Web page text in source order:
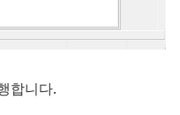
합니다.